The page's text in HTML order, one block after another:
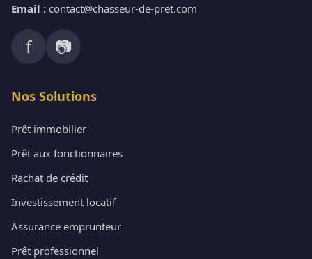
Email : contact@chasseur-de-pret.com
f 📷
Nos Solutions
Prêt immobilier
Prêt aux fonctionnaires
Rachat de crédit
Investissement locatif
Assurance emprunteur
Prêt professionnel